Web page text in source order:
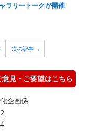
ラリートークが開催
次の記事 →
見・ご要望はこちら
企画係